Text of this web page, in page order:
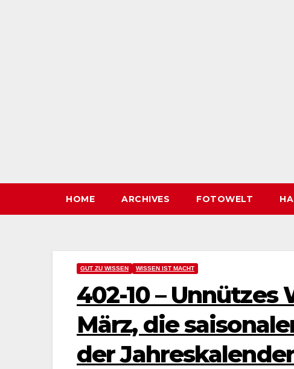
HOME ARCHIVES FOTOWELT
GUT ZU WISSEN WISSEN IST MACHT
402-10 – Unnützes
März, die
der Jahreskalender